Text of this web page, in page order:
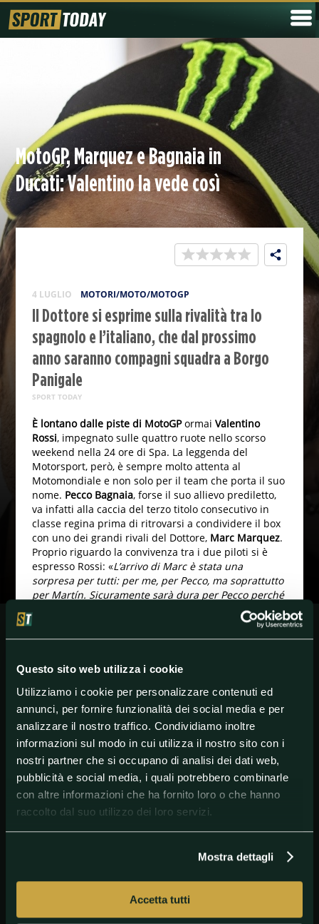
Questo sito web utilizza i cookie
Utilizziamo i cookie per personalizzare contenuti ed
annunci, per fornire funzionalità dei social media e per
analizzare il nostro traffico. Condividiamo inoltre
informazioni sul modo in cui utilizza il nostro sito con i
nostri partner che si occupano di analisi dei dati web,
pubblicità e social media, i quali potrebbero combinarle
con altre informazioni che ha fornito loro o che hanno
raccolto dal suo utilizzo dei loro servizi.
Mostra dettagli
Accetta tutti
MotoGP, Marquez e Bagnaia in
Ducati: Valentino la vede così
4 LUGLIO MOTORI/MOTO/MOTOGP
Il Dottore si esprime sulla rivalità tra lo
spagnolo e l’italiano, che dal prossimo
anno saranno compagni squadra a Borgo
Panigale
SPORT TODAY
È lontano dalle piste di MotoGPormai Valentino
Rossi, impegnato sulle quattro ruote nello scorso
weekend nella 24 ore di Spa. La leggenda del
Motorsport, però, è sempre molto attenta al
Motomondiale e non solo per il team che porta il suo
nome. Pecco Bagnaia, forse il suo allievo prediletto,
va infatti alla caccia del terzo titolo consecutivo in
classe regina prima di ritrovarsi a condividere il box
con uno dei grandi rivali del Dottore, Marc Marquez.
Proprio riguardo la convivenza tra i due piloti si è
espresso Rossi: «L’arrivo di Marc è stata una
sorpresa per tutti: per me, per Pecco, ma soprattutto
per Martín. Sicuramente sarà dura per Pecco perché
avrà un partner molto scomodo, ma penso che abbia
tutto per tenergli testa. Giornalisticamente so che è
un argomento interessante, ma Pecco non aveva
dimostrare di essere il più forte. Un pilota che ha
con la Ducati, non ne ha bisogno».
#MotoGP